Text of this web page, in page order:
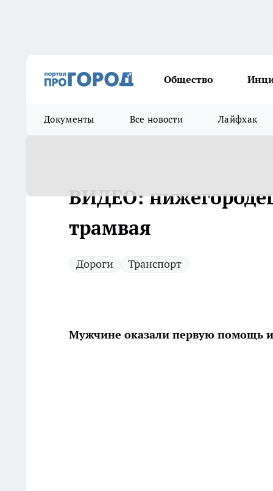
Общество
Документы Все новости Лайфхак
ВИДЕО:
трамвая
Дороги Транспорт
Мужчине оказали первую помощь и